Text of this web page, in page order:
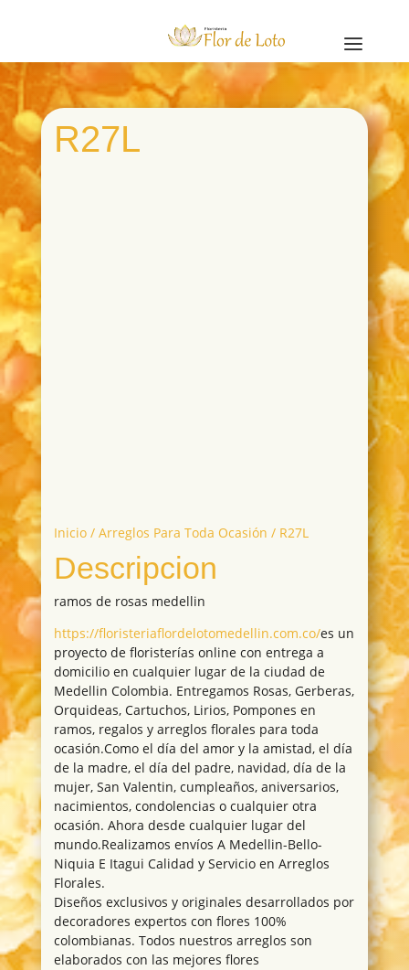
a
R27L
Inicio/ Arreglos Para Toda Ocasión / R27L
Descripcion
ramos de rosas medellin
https://floristeriaflordelotomedellin.com.co/es un
proyecto de floristerías online con entrega a
domicilio en cualquier lugar de la ciudad de
Medellin Colombia. Entregamos Rosas, Gerberas,
Orquideas, Cartuchos, Lirios, Pompones en
ramos, regalos y arreglos florales para toda
ocasión.Como el día del amor y la amistad, el día
de la madre, el día del padre, navidad, día de la
mujer, San Valentin, cumpleaños, aniversarios,
nacimientos, condolencias o cualquier otra
ocasión. Ahora desde cualquier lugar del
mundo.Realizamos envíos A Medellin-Bello-
Niquia E Itagui Calidad y Servicio en Arreglos
Florales.
Diseños exclusivos y originales desarrollados por
decoradores expertos con flores 100%
colombianas. Todos nuestros arreglos son
elaborados con las mejores flores